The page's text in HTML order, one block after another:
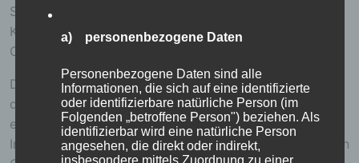
Shop. Der Online-Shop merkt sich die Artikel, die ein
Kunde in den virtuellen Warenkorb gelegt hat, über ein
Cookie.
Die betroffene Person kann die Setzung von Cookies
durch unsere Internetseite jederzeit mittels einer
entsprechenden Einstellung des genutzten
Internetbrowsers verhindern und damit der Setzung von
a) personenbezogene Daten
Personenbezogene Daten sind alle
Informationen, die sich auf eine identifizierte
oder identifizierbare natürliche Person (im
Folgenden „betroffene Person") beziehen. Als
identifizierbar wird eine natürliche Person
angesehen, die direkt oder indirekt,
insbesondere mittels Zuordnung zu einer